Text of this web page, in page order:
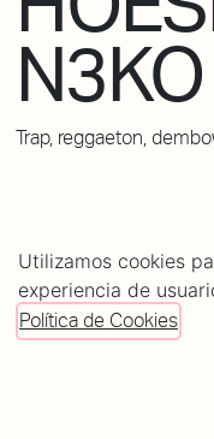
Trap, reggaeton,
tickets
Utilizamos cookies
experiencia de
Política de Cookies